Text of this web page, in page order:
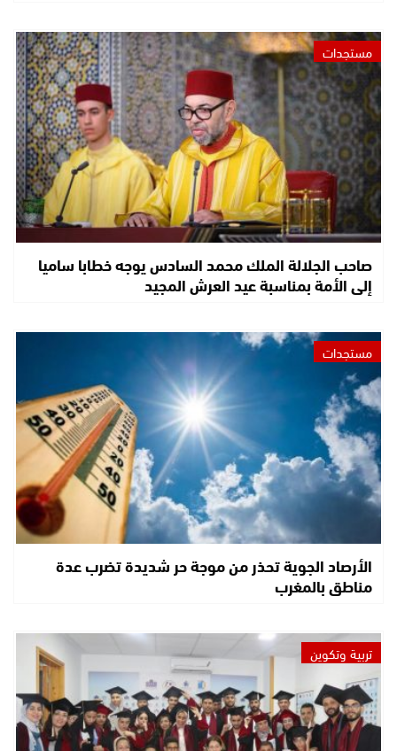
مستجدات
صاحب الجلالة الملك محمد السادس يوجه خطابا ساميا
إلى الأمة بمناسبة عيد العرش المجيد
مستجدات
الأرصاد الجوية تحذر من موجة حر شديدة تضرب عدة
مناطق بالمغرب
تربية وتكوين